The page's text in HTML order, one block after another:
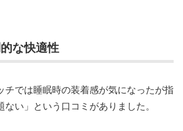
な快適性
チでは睡眠時の装着感が気になったが指
い」という口コミがありました。